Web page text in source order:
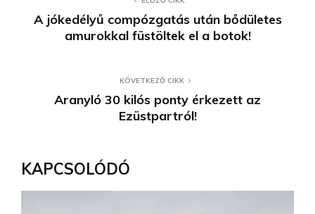
A jókedélyű compózgatás után bődületes
amurokkal füstöltek el a botok!
KÖVETKEZŐ CIKK
Aranyló 30 kilós ponty érkezett az
Ezüstpartról!
KAPCSOLÓDÓ